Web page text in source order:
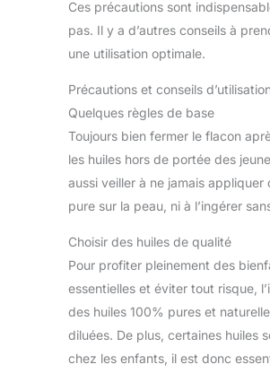
Ces précautions sont
pas. Il y a d’autres conseils à
une utilisation optimale.
Précautions et conseils
Quelques règles de base
Toujours bien fermer le flacon
les huiles hors de portée des
aussi veiller à ne jamais appliquer
pure sur la peau, ni à l’ingérer
Choisir des huiles de qualité
Pour profiter pleinement des
essentielles et éviter tout risque,
des huiles 100% pures et
diluées. De plus, certaines huiles
chez les enfants, il est donc